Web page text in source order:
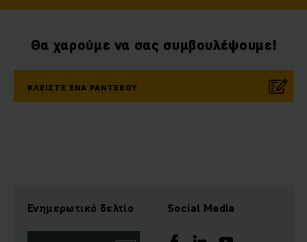
Θα χαρούμε να σας συμβουλέψουμε!
ΚΛΕΙΣΤΕ ΕΝΑ ΡΑΝΤΕΒΟΥ
Ενημερωτικό δελτίο Social Media